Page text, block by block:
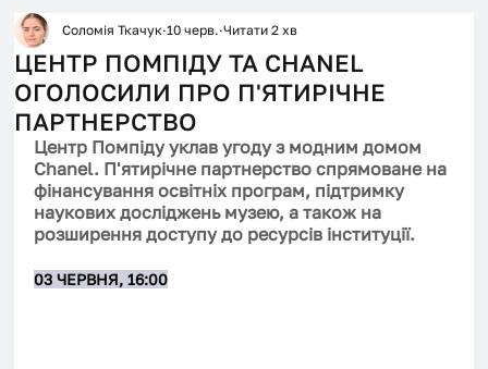
ЦЕНТР ПОМПІДУ ТА CHANEL
ОГОЛОСИЛИ ПРО П'ЯТИРІЧНЕ
ПАРТНЕРСТВО
Соломія Ткачук 10 черв. Читати 2 хв
Центр Помпіду уклав угоду з модним домом
Chanel. П'ятирічне партнерство спрямоване на
фінансування освітніх програм, підтримку
наукових досліджень музею, а також на
розширення доступу до ресурсів інституції.
03 ЧЕРВНЯ, 16:00